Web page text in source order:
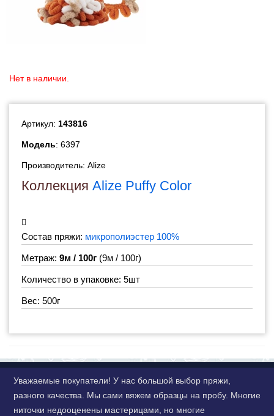
Нет в наличии.
Артикул: 143816
Модель: 6397
Производитель: Alize
Коллекция Alize Puffy Color
Состав пряжи: микрополиэстер 100%
Метраж: 9м / 100г (9м / 100г)
Количество в упаковке: 5шт
Вес: 500г
Уважаемые покупатели! У нас большой выбор пряжи,
разного качества. Мы сами вяжем образцы на пробу. Многие
ниточки недооценены мастерицами, но многие